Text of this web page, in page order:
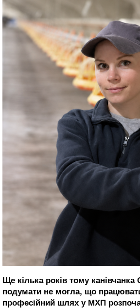
Ще кілька років тому канівчанка
подумати не могла, що
професійний шлях у МХП